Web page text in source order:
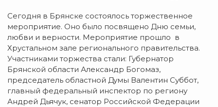
Сегодня в Брянске состоялось торжественное
мероприятие. Оно было посвящено Дню семьи,
любви и верности. Мероприятие прошло в
Хрустальном зале регионального правительства.
Участниками торжества стали: Губернатор
Брянской области Александр Богомаз,
председатель областной Думы Валентин Суббот,
главный федеральный инспектор по региону
Андрей Дьячук, сенатор Российской Федерации